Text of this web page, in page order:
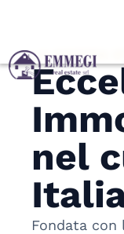
LA NOSTRA
nel
Fondata con